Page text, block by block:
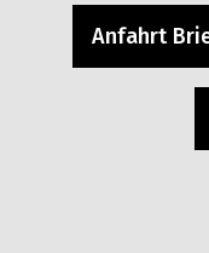
Anfahrt